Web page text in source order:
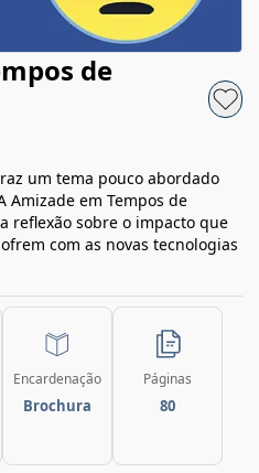
de
um tema pouco abordado
Amizade em Tempos de
reflexão sobre o impacto que
com as novas tecnologias
Encardenação
Brochura
Páginas
80